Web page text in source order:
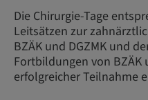
Die Chirurgie-Tage
Leitsätzen zur
BZÄK und DGZMK und
Fortbildungen von BZÄK
erfolgreicher Teilnahme